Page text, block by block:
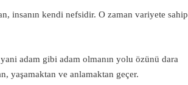
insanın kendi nefsidir. O zaman variyete sahip
adam gibi adam olmanın yolu özünü dara
yaşamaktan ve anlamaktan geçer.